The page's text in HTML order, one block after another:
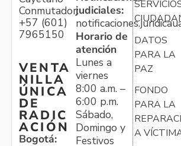
Conmutador:
+57 (601)
7965150
VENTA
NILLA
ÚNICA
DE
RADIC
ACIÓN
Bogotá:
judiciales:
Horario de
atención
Lunes a
viernes
8:00 a.m. –
6:00 p.m.
Sábado,
Domingo y
Festivos
DATOS
PARA LA
PAZ
FONDO
PARA LA
A